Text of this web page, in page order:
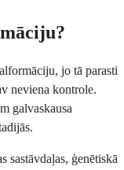
jo tā parasti
neviena kontrole.
galvaskausa
sastāvdaļas, ģenētiskā